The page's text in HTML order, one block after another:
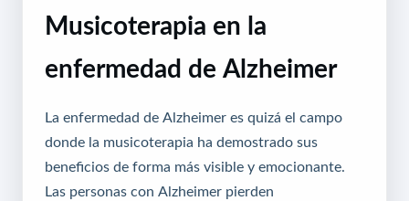
Musicoterapia en la
enfermedad de Alzheimer
La enfermedad de Alzheimer es quizá el campo
donde la musicoterapia ha demostrado sus
beneficios de forma más visible y emocionante.
Las personas con Alzheimer pierden